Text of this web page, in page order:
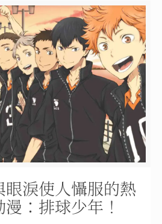
眼淚使人懾服的熱
：排球少年！